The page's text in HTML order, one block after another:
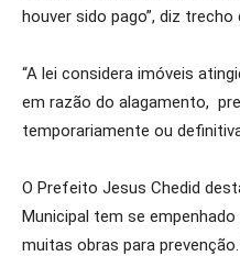
houver sido pago”, diz trecho
“A lei considera imóveis
em razão do alagamento,
temporariamente ou
O Prefeito Jesus Chedid
Municipal tem se
muitas obras para